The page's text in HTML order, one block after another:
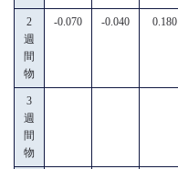
2
週
間
物
-0.070 -0.040 0.180
3
週
間
物